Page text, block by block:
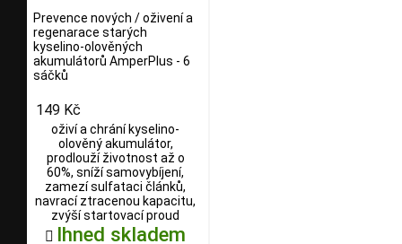
Prevence nových / oživení a
regenarace starých
kyselino-olověných
akumulátorů AmperPlus - 6
sáčků
149 Kč
oživí a chrání kyselino-
olověný akumulátor,
prodlouží životnost až o
60%, sníží samovybíjení,
zamezí sulfataci článků,
navrací ztracenou kapacitu,
zvýší startovací proud
 Ihned skladem